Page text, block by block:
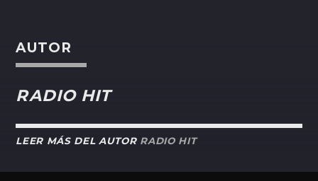
AUTOR
RADIO HIT
LEER MÁS DEL AUTOR RADIO HIT